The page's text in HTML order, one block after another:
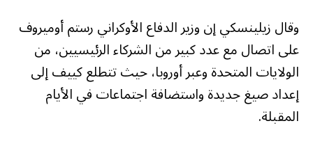
وقال زيلينسكي إن وزير الدفاع الأوكراني رستم أوميروف
على اتصال مع عدد كبير من الشركاء الرئيسيين، من
الولايات المتحدة وعبر أوروبا، حيث تتطلع كييف إلى
إعداد صيغ جديدة واستضافة اجتماعات في الأيام
المقبلة.